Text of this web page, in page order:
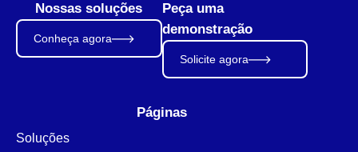
Nossas soluções
Conheça agora
Peça uma
demonstração
Solicite agora
Páginas
Soluções